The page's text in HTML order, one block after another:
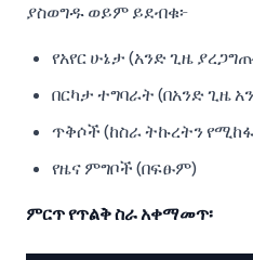
ያስወግዱ ወይም ይደብቁ፦
የአየር ሁኔታ (አንድ ጊዜ
በርካታ ተግባራት (በአንድ ጊዜ
ጥቅሶች (ከስራ ትኩረትን
የዜና ምግቦች (በፍፁም)
ምርጥ የጥልቅ ስራ አቀማመጥ፡